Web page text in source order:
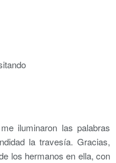
iluminaron las palabras
la travesía. Gracias,
los hermanos en ella, con